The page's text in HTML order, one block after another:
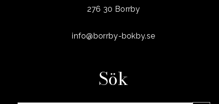
276 30 Borrby
info@borrby-bokby.se
Sök